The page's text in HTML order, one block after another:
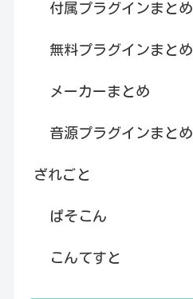
付属プラグインまとめ
無料プラグインまとめ
メーカーまとめ
音源プラグインまとめ
ざれごと
ぱそこん
こんてすと